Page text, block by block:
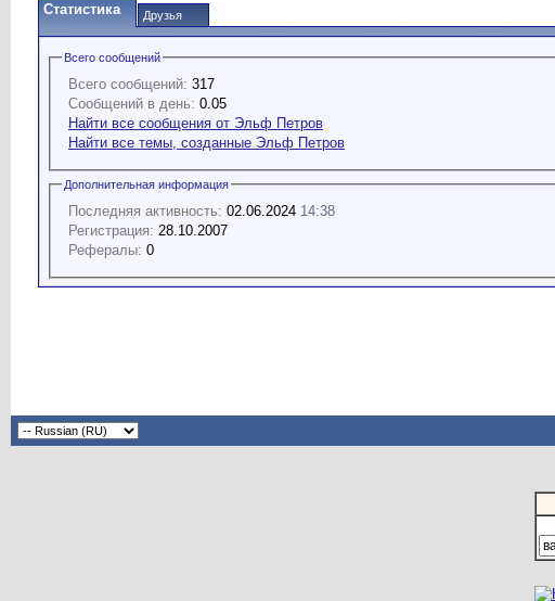
Статистика Друзья
Всего сообщений
Всего сообщений: 317
Сообщений в день: 0.05
Найти все сообщения от Эльф Петров
Найти все темы, созданные Эльф Петров
Дополнительная информация
Последняя активность: 02.06.2024 14:38
Регистрация: 28.10.2007
Рефералы: 0